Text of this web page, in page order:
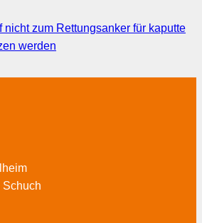
nicht zum Rettungsanker für kaputte
werden
Schuch